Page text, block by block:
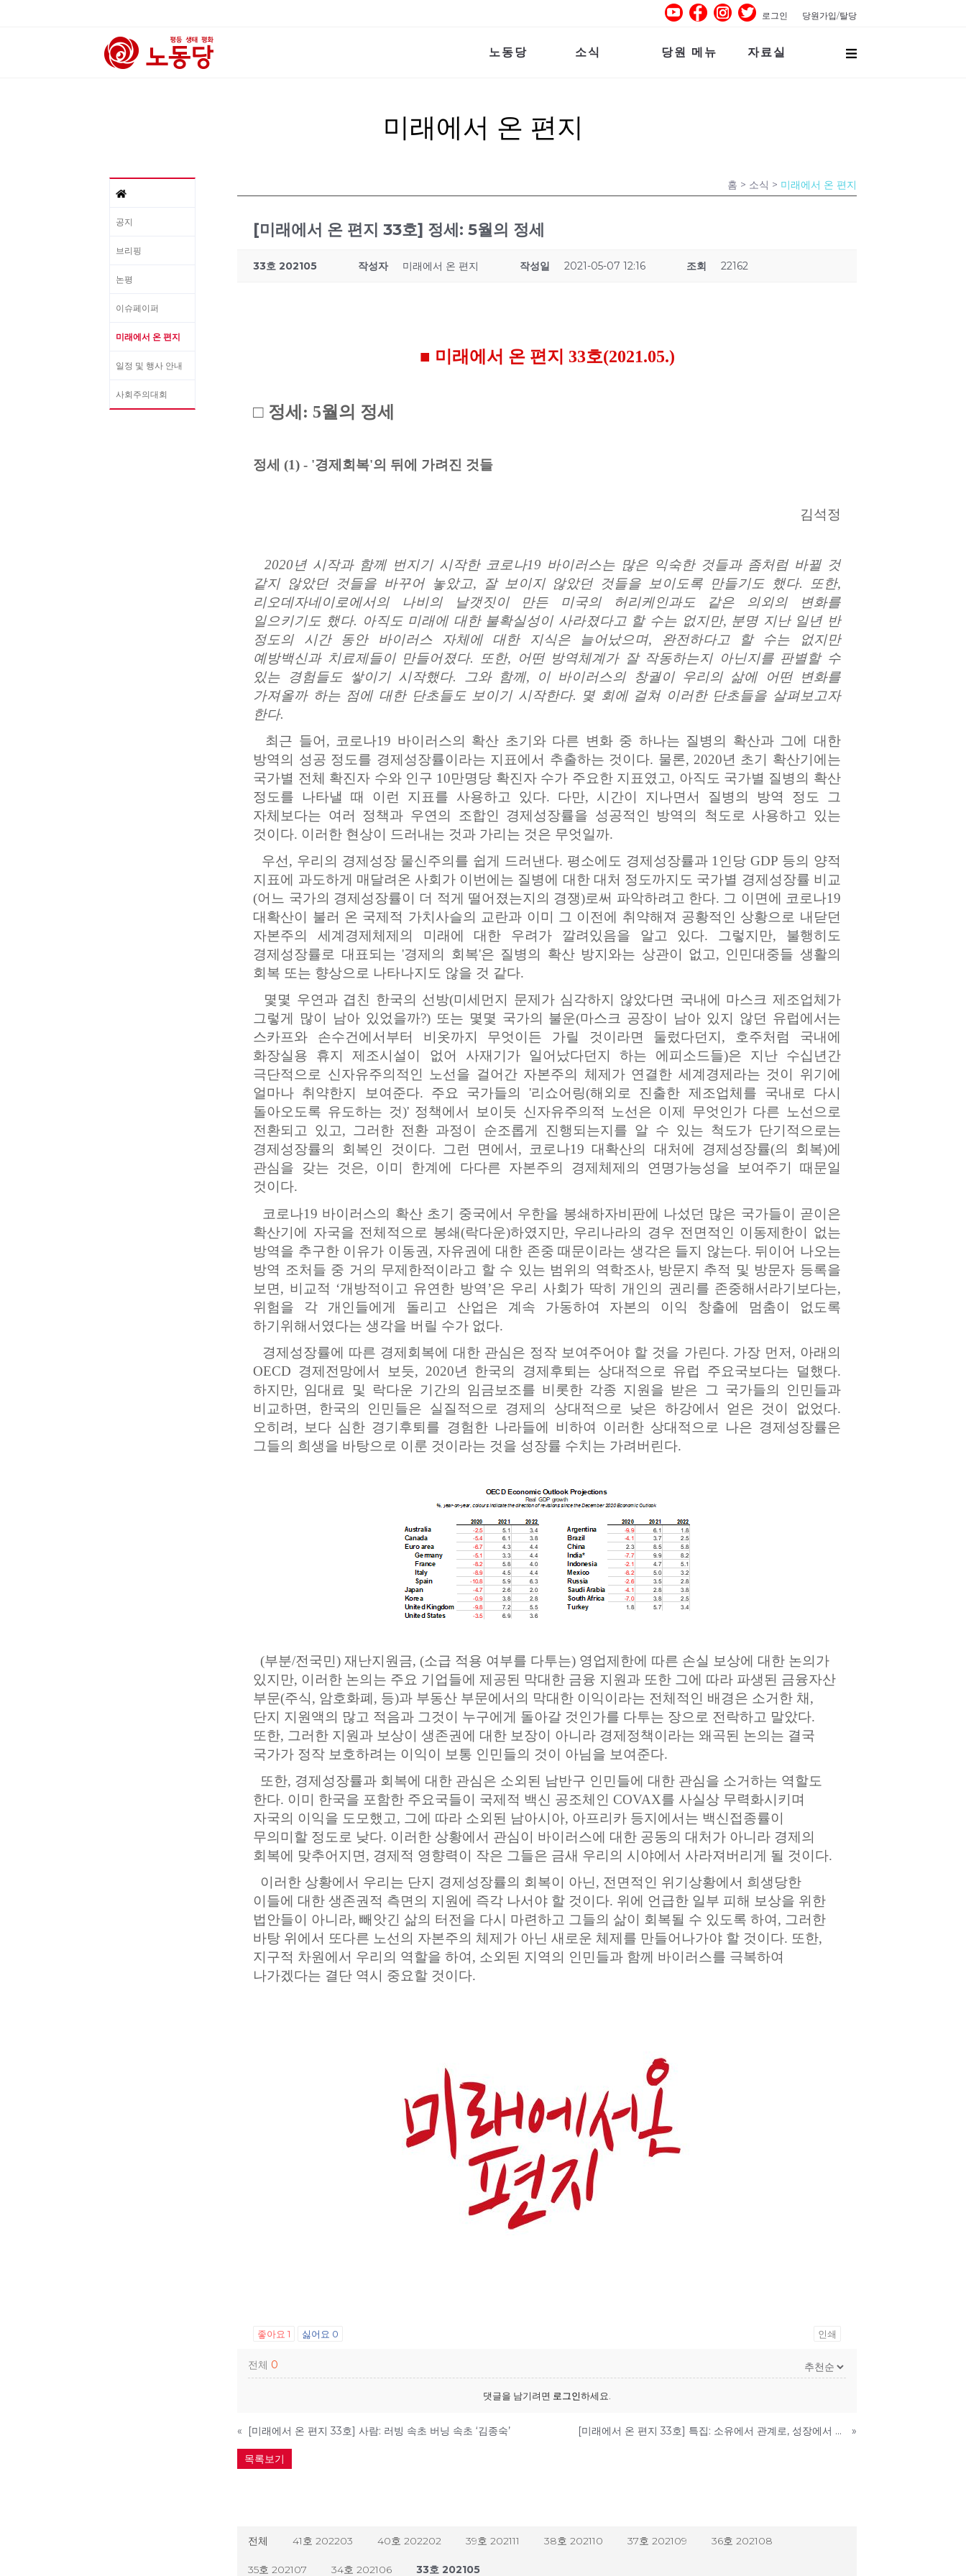
로그인 당원가입/탈당
노동당 소식 당원 메뉴 자료실
미래에서 온 편지
공지
브리핑
논평
이슈페이퍼
미래에서 온 편지
일정 및 행사 안내
사회주의대회
홈 > 소식 > 미래에서 온 편지
[미래에서 온 편지 33호] 정세: 5월의 정세
33호 202105 작성자 미래에서 온 편지 작성일 2021-05-07 12:16 조회 22162
■ 미래에서 온 편지 33호(2021.05.)
□ 정세: 5월의 정세
정세 (1) - '경제회복'의 뒤에 가려진 것들
김석정
2020년 시작과 함께 번지기 시작한 코로나19 바이러스는 많은 익숙한 것들과 좀처럼 바뀔 것
같지 않았던 것들을 바꾸어 놓았고, 잘 보이지 않았던 것들을 보이도록 만들기도 했다. 또한,
리오데자네이로에서의 나비의 날갯짓이 만든 미국의 허리케인과도 같은 의외의 변화를
일으키기도 했다. 아직도 미래에 대한 불확실성이 사라졌다고 할 수는 없지만, 분명 지난 일년 반
정도의 시간 동안 바이러스 자체에 대한 지식은 늘어났으며,
완전하다고 할 수는 없지만
예방백신과 치료제들이 만들어졌다. 또한,
어떤 방역체계가 잘 작동하는지 아닌지를 판별할 수
있는 경험들도 쌓이기 시작했다. 그와 함께,
이 바이러스의 창궐이 우리의 삶에 어떤 변화를
가져올까 하는 점에 대한 단초들도 보이기 시작한다. 몇 회에 걸쳐 이러한 단초들을 살펴보고자
한다.
최근 들어, 코로나19 바이러스의 확산 초기와 다른 변화 중 하나는 질병의 확산과 그에 대한
방역의 성공 정도를 경제성장률이라는 지표에서 추출하는 것이다. 물론, 2020년 초기 확산기에는
국가별 전체 확진자 수와 인구 10만명당 확진자 수가 주요한 지표였고, 아직도 국가별 질병의 확산
정도를 나타낼 때 이런 지표를 사용하고 있다. 다만, 시간이 지나면서 질병의 방역 정도 그
자체보다는 여러 정책과 우연의 조합인 경제성장률을 성공적인 방역의 척도로 사용하고 있는
것이다. 이러한 현상이 드러내는 것과 가리는 것은 무엇일까.
우선, 우리의 경제성장 물신주의를 쉽게 드러낸다. 평소에도 경제성장률과 1인당 GDP 등의 양적
지표에 과도하게 매달려온 사회가 이번에는 질병에 대한 대처 정도까지도 국가별 경제성장률 비교
(어느 국가의 경제성장률이 더 적게 떨어졌는지의 경쟁)로써 파악하려고 한다. 그 이면에 코로나19
대확산이 불러 온 국제적 가치사슬의 교란과 이미 그 이전에 취약해져 공황적인 상황으로 내닫던
자본주의 세계경제체제의 미래에 대한 우려가 깔려있음을 알고 있다. 그렇지만, 불행히도
경제성장률로 대표되는 '경제의 회복'은 질병의 확산 방지와는 상관이 없고, 인민대중들 생활의
회복 또는 향상으로 나타나지도 않을 것 같다.
몇몇 우연과 겹친 한국의 선방(미세먼지 문제가 심각하지 않았다면 국내에 마스크 제조업체가
그렇게 많이 남아 있었을까?) 또는 몇몇 국가의 불운(마스크 공장이 남아 있지 않던 유럽에서는
스카프와 손수건에서부터 비옷까지 무엇이든 가릴 것이라면 둘렀다던지, 호주처럼 국내에
화장실용 휴지 제조시설이 없어 사재기가 일어났다던지 하는 에피소드들)은 지난 수십년간
극단적으로 신자유주의적인 노선을 걸어간 자본주의 체제가 연결한 세계경제라는 것이 위기에
얼마나 취약한지 보여준다. 주요 국가들의 '리쇼어링(해외로 진출한 제조업체를 국내로 다시
돌아오도록 유도하는 것)' 정책에서 보이듯 신자유주의적 노선은 이제 무엇인가 다른 노선으로
전환되고 있고, 그러한 전환 과정이 순조롭게 진행되는지를 알 수 있는 척도가 단기적으로는
경제성장률의 회복인 것이다. 그런 면에서, 코로나19 대확산의 대처에 경제성장률(의 회복)에
관심을 갖는 것은, 이미 한계에 다다른 자본주의 경제체제의 연명가능성을 보여주기 때문일
것이다.
코로나19 바이러스의 확산 초기 중국에서 우한을 봉쇄하자비판에 나섰던 많은 국가들이 곧이은
확산기에 자국을 전체적으로 봉쇄(락다운)하였지만, 우리나라의 경우 전면적인 이동제한이 없는
방역을 추구한 이유가 이동권, 자유권에 대한 존중 때문이라는 생각은 들지 않는다. 뒤이어 나오는
방역 조처들 중 거의 무제한적이라고 할 수 있는 범위의 역학조사, 방문지 추적 및 방문자 등록을
보면, 비교적 ‘개방적이고 유연한 방역’은 우리 사회가 딱히 개인의 권리를 존중해서라기보다는,
위험을 각 개인들에게 돌리고 산업은 계속 가동하여 자본의 이익 창출에 멈춤이 없도록
하기위해서였다는 생각을 버릴 수가 없다.
경제성장률에 따른 경제회복에 대한 관심은 정작 보여주어야 할 것을 가린다. 가장 먼저, 아래의
OECD 경제전망에서 보듯, 2020년 한국의 경제후퇴는 상대적으로 유럽 주요국보다는 덜했다.
하지만, 임대료 및 락다운 기간의 임금보조를 비롯한 각종 지원을 받은 그 국가들의 인민들과
비교하면, 한국의 인민들은 실질적으로 경제의 상대적으로 낮은 하강에서 얻은 것이 없었다.
오히려, 보다 심한 경기후퇴를 경험한 나라들에 비하여 이러한 상대적으로 나은 경제성장률은
그들의 희생을 바탕으로 이룬 것이라는 것을 성장률 수치는 가려버린다.
(부분/전국민) 재난지원금, (소급 적용 여부를 다투는) 영업제한에 따른 손실 보상에 대한 논의가
있지만, 이러한 논의는 주요 기업들에 제공된 막대한 금융 지원과 또한 그에 따라 파생된 금융자산
부문(주식, 암호화폐, 등)과 부동산 부문에서의 막대한 이익이라는 전체적인 배경은 소거한 채,
단지 지원액의 많고 적음과 그것이 누구에게 돌아갈 것인가를 다투는 장으로 전락하고 말았다.
또한, 그러한 지원과 보상이 생존권에 대한 보장이 아니라 경제정책이라는 왜곡된 논의는 결국
국가가 정작 보호하려는 이익이 보통 인민들의 것이 아님을 보여준다.
또한, 경제성장률과 회복에 대한 관심은 소외된 남반구 인민들에 대한 관심을 소거하는 역할도
한다. 이미 한국을 포함한 주요국들이 국제적 백신 공조체인 COVAX를 사실상 무력화시키며
자국의 이익을 도모했고, 그에 따라 소외된 남아시아, 아프리카 등지에서는 백신접종률이
무의미할 정도로 낮다. 이러한 상황에서 관심이 바이러스에 대한 공동의 대처가 아니라 경제의
회복에 맞추어지면, 경제적 영향력이 작은 그들은 금새 우리의 시야에서 사라져버리게 될 것이다.
이러한 상황에서 우리는 단지 경제성장률의 회복이 아닌, 전면적인 위기상황에서 희생당한
이들에 대한 생존권적 측면의 지원에 즉각 나서야 할 것이다. 위에 언급한 일부 피해 보상을 위한
법안들이 아니라, 빼앗긴 삶의 터전을 다시 마련하고 그들의 삶이 회복될 수 있도록 하여, 그러한
바탕 위에서 또다른 노선의 자본주의 체제가 아닌 새로운 체제를 만들어나가야 할 것이다. 또한,
지구적 차원에서 우리의 역할을 하여, 소외된 지역의 인민들과 함께 바이러스를 극복하여
나가겠다는 결단 역시 중요할 것이다.
좋아요1 싫어요 0 인쇄
전체 0
댓글을 남기려면 로그인하세요.
« [미래에서 온 편지 33호] 사람: 러빙 속초 버닝 속초 ‘김종숙’ [미래에서 온 편지 33호] 특집: 소유에서 관계로, 성장에서 성숙으로 »
목록보기
전체 41호 202203 40호 202202 39호 202111 38호 202110 37호 202109 36호 202108
35호 202107 34호 202106 33호 202105